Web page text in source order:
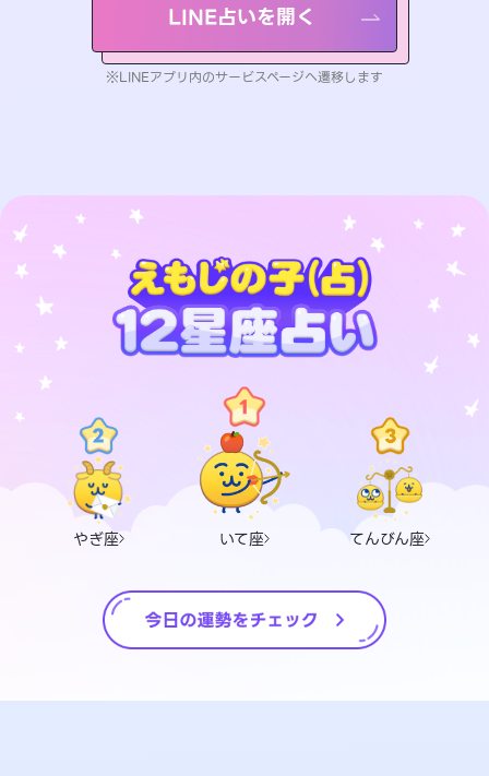
LINE占いを開く
※LINEアプリ内のサービスページへ遷移します
やぎ座 いて座 てんびん座